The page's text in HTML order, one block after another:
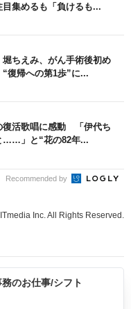
目集めるも「負けるも...
ちえみ、がん手術後初め
復帰への第1歩”に...
復活歌唱に感動 「伊代ち
……」と“花の82年...
Recommended by
Inc. All Rights Reserved.
のお仕事/シフト